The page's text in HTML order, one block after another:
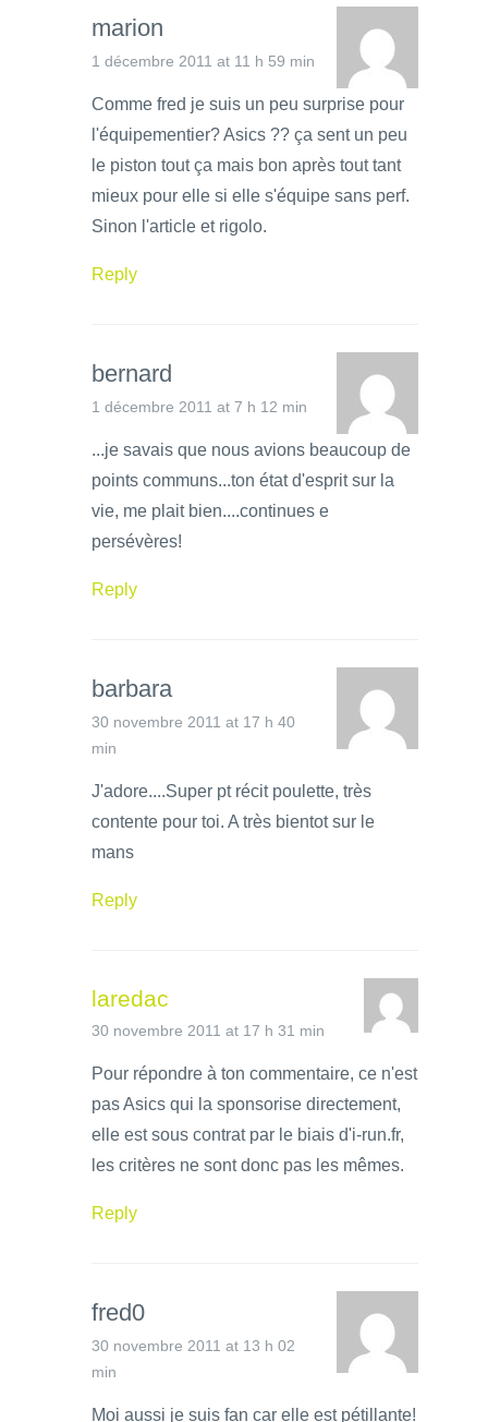
marion
1 décembre 2011 at 11 h 59 min
Comme fred je suis un peu surprise pour
l'équipementier? Asics ?? ça sent un peu
le piston tout ça mais bon après tout tant
mieux pour elle si elle s'équipe sans perf.
Sinon l'article et rigolo.
Reply
bernard
1 décembre 2011 at 7 h 12 min
...je savais que nous avions beaucoup de
points communs...ton état d'esprit sur la
vie, me plait bien....continues e
persévères!
Reply
barbara
30 novembre 2011 at 17 h 40
min
J'adore....Super pt récit poulette, très
contente pour toi. A très bientot sur le
mans
Reply
laredac
30 novembre 2011 at 17 h 31 min
Pour répondre à ton commentaire, ce n'est
pas Asics qui la sponsorise directement,
elle est sous contrat par le biais d'i-run.fr,
les critères ne sont donc pas les mêmes.
Reply
fred0
30 novembre 2011 at 13 h 02
min
Moi aussi je suis fan car elle est pétillante!